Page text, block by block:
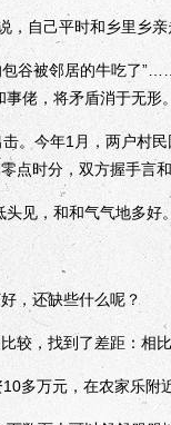
自己平时和乡里乡
谷被邻居的牛吃了
事佬，将矛盾消于无形
今年1月，两户村民
点时分，双方握手言
见，和和气气地多好
，还缺些什么呢？
，找到了差距：相
万元，在农家乐附